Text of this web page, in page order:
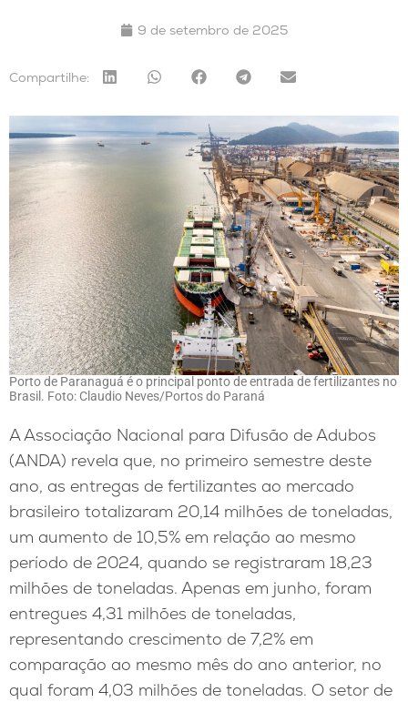
9 de setembro de 2025
Compartilhe:
Porto de Paranaguá é o principal ponto de entrada de fertilizantes no
Brasil. Foto: Claudio Neves/Portos do Paraná
A Associação Nacional para Difusão de Adubos
(ANDA) revela que, no primeiro semestre deste
ano, as entregas de fertilizantes ao mercado
brasileiro totalizaram 20,14 milhões de toneladas,
um aumento de 10,5% em relação ao mesmo
período de 2024, quando se registraram 18,23
milhões de toneladas. Apenas em junho, foram
entregues 4,31 milhões de toneladas,
representando crescimento de 7,2% em
comparação ao mesmo mês do ano anterior, no
qual foram 4,03 milhões de toneladas. O setor de